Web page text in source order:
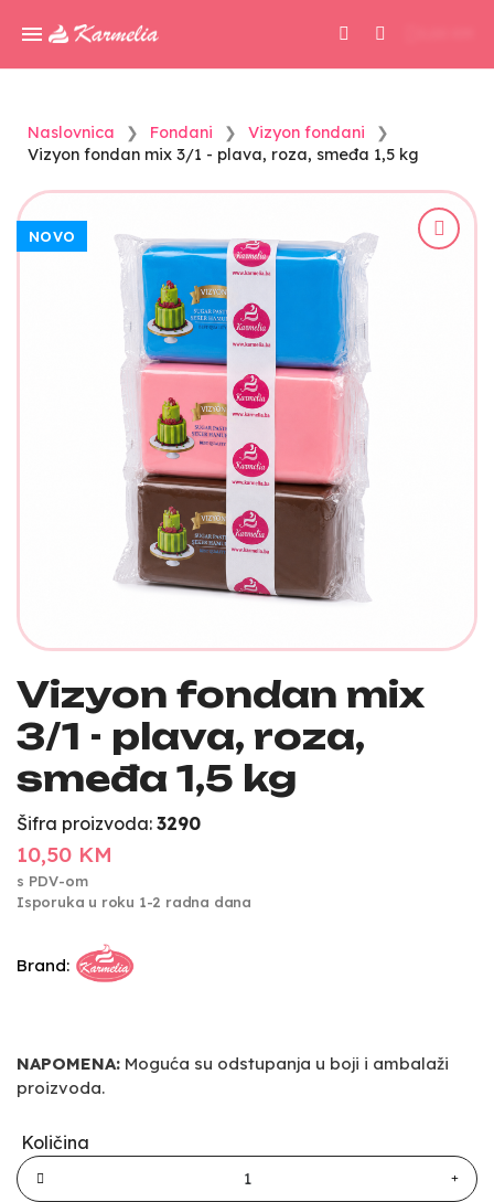
Naslovnica Fondani
Vizyon fondani
Vizyon fondan mix 3/1 - plava, roza, smeđa 1,5 kg
NOVO
Vizyon fondan mix
3/1 - plava, roza,
smeđa 1,5 kg
Šifra proizvoda: 3290
10,50 KM
s PDV-om
Isporuka u roku 1-2 radna dana
Brand:
NAPOMENA: Moguća su odstupanja u boji i ambalaži
proizvoda.
Količina